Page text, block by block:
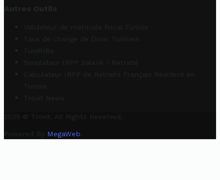
Autres Outils
Validateur de matricule fiscal Tunisie
Taux de change de Dinar Tunisien
TuniRIBs
Simulateur IRPP Salarié / Retraité
Calculateur IRPP de Retraité Français Résident en
Tunisie
Trovit News
2025 © Trovit. All Rights Reserved.
Powered By MegaWeb